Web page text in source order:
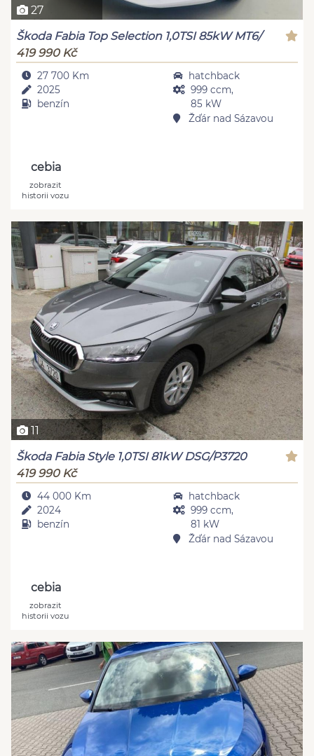
27
Škoda Fabia Top Selection 1,0TSI 85kW MT6/
419 990 Kč
27 700 Km
2025
benzín
hatchback
999 ccm,
85 kW
Žďár nad Sázavou
cebia
zobrazit
historii vozu
11
Škoda Fabia Style 1,0TSI 81kW DSG/P3720
419 990 Kč
44 000 Km
2024
benzín
hatchback
999 ccm,
81 kW
Žďár nad Sázavou
cebia
zobrazit
historii vozu